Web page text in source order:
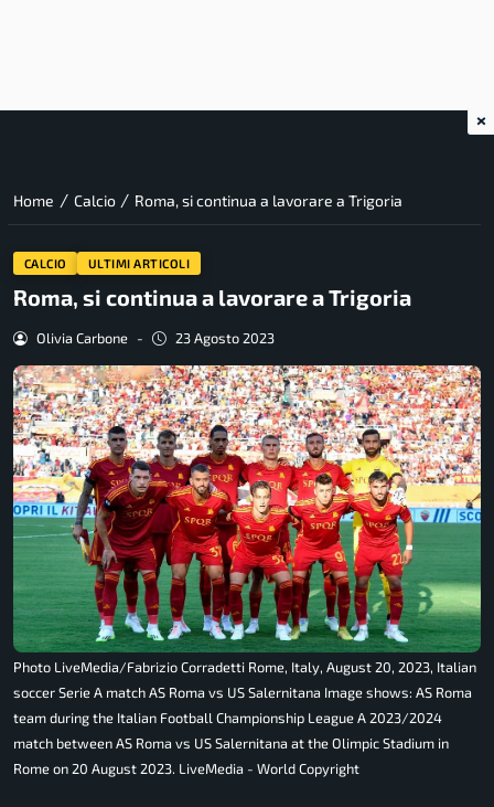
Home / Calcio / Roma, si continua a lavorare a Trigoria
CALCIO ULTIMI ARTICOLI
Roma, si continua a lavorare a Trigoria
Olivia Carbone - 23 Agosto 2023
Photo LiveMedia/Fabrizio Corradetti Rome, Italy, August 20, 2023, Italian
soccer Serie A match AS Roma vs US Salernitana Image shows: AS Roma
team during the Italian Football Championship League A 2023/2024
match between AS Roma vs US Salernitana at the Olimpic Stadium in
Rome on 20 August 2023. LiveMedia - World Copyright
×